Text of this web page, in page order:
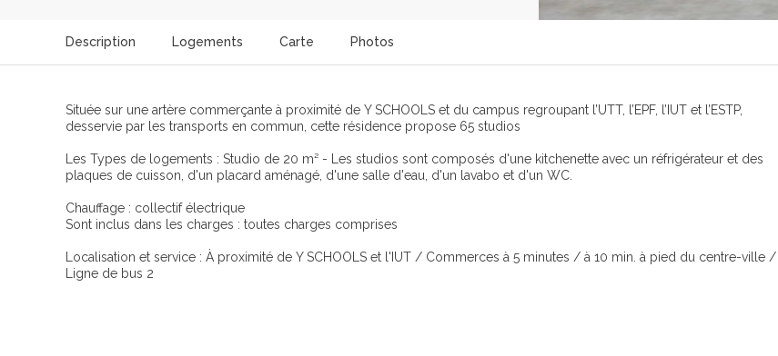
Description Logements Carte Photos
Située sur une artère commerçante à proximité de Y SCHOOLS et du campus regroupant l’UTT, l’EPF, l’IUT et l’ESTP,
desservie par les transports en commun, cette résidence propose 65 studios
Les Types de logements : Studio de 20 m² - Les studios sont composés d'une kitchenette avec un réfrigérateur et des
plaques de cuisson, d'un placard aménagé, d'une salle d'eau, d'un lavabo et d'un WC.
Chauffage : collectif électrique
Sont inclus dans les charges : toutes charges comprises
Localisation et service : À proximité de Y SCHOOLS et l'IUT / Commerces à 5 minutes / à 10 min. à pied du centre-ville /
Ligne de bus 2